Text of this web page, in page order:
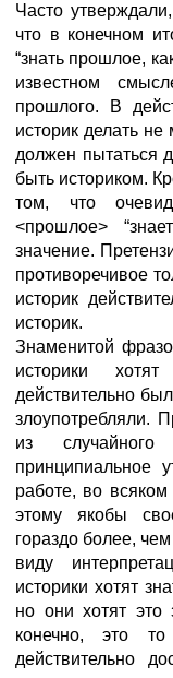
Часто
что в конечном
“знать прошлое,
известном
прошлого. В
историк делать не
должен пытаться
быть историком.
том, что
<прошлое>
значение.
противоречивое
историк
историк.
Знаменитой
историки
действительно
злоупотребляли.
из случайного
принципиальное
работе, во
этому якобы
гораздо более,
виду
историки хотят
но они хотят это
конечно, это
действительно